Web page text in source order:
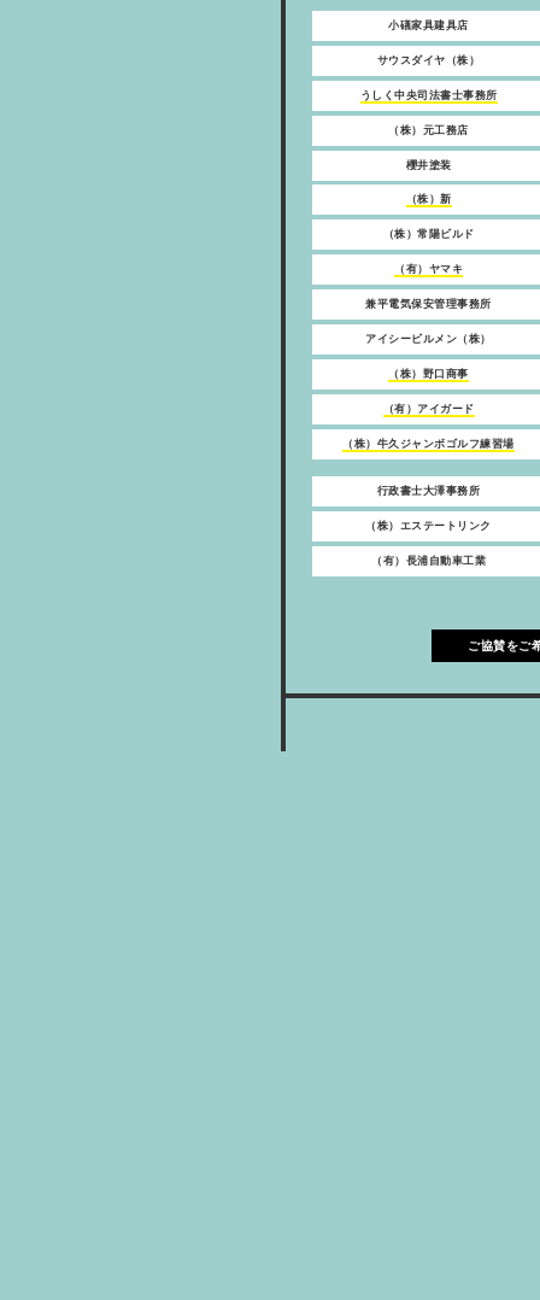
小礒家具建具店
サウスダイヤ（株）
うしく中央司法書士事務所
（株）元工務店
櫻井塗装
（株）新
（株）常陽ビルド
（有）ヤマキ
兼平電気保安管理事務所
アイシービルメン（株）
（株）野口商事
（有）アイガード
（株）牛久ジャンボゴルフ練習場
行政書士大澤事務所
（株）エステートリンク
（有）長浦自動車工業
ご協賛をご